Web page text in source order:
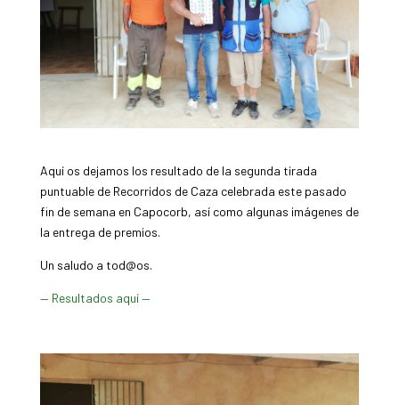
Aquí os dejamos los resultado de la segunda tirada
puntuable de Recorridos de Caza celebrada este pasado
fin de semana en Capocorb, así como algunas imágenes de
la entrega de premios.
Un saludo a tod@os.
— Resultados aquí —